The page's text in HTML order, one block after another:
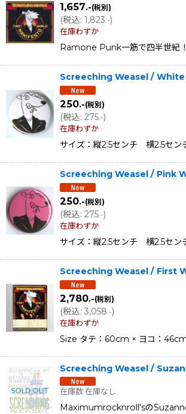
1,657.-(税別)
(税込: 1,823.-)
在庫わずか
Ramone Punk一筋で四半世紀
Screeching Weasel / White
250.-(税別)
(税込: 275.-)
在庫わずか
サイズ：縦2.5センチ 横2.5セン
Screeching Weasel / Pink
250.-(税別)
(税込: 275 .-)
在庫わずか
サイズ：縦2.5センチ 横2.5セン
Screeching Weasel / First
2,780.-(税別)
(税込: 3,058 .-)
在庫わずか
Size タテ：60cm × ヨコ：46cm
Screeching Weasel /
在庫数 在庫なし
Maximumrocknroll'sの